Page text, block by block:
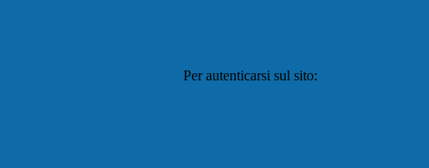
Per autenticarsi sul sito: